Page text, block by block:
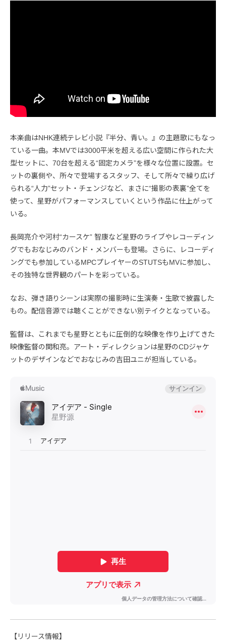
本楽曲はNHK連続テレビ小説『半分、青い。』の主題歌にもなっ
ている一曲。本MVでは3000平米を超える広い空間に作られた大
型セットに、70台を超える“固定カメラ”を様々な位置に設置。セ
ットの裏側や、所々で登場するスタッフ、そして所々で繰り広げ
られる“人力”セット・チェンジなど、まさに“撮影の表裏”全てを
使って、星野がパフォーマンスしていくという作品に仕上がって
いる。
長岡亮介や河村“カースケ” 智康など星野のライブやレコーディン
グでもおなじみのバンド・メンバーも登場。さらに、レコーディ
ングでも参加しているMPCプレイヤーのSTUTSもMVに参加し、
その独特な世界観のパートを彩っている。
なお、弾き語りシーンは実際の撮影時に生演奏・生歌で披露した
もの。配信音源では聴くことができない別テイクとなっている。
監督は、これまでも星野とともに圧倒的な映像を作り上げてきた
映像監督の関和亮。アート・ディレクションは星野のCDジャケ
ットのデザインなどでおなじみの吉田ユニが担当している。
【リリース情報】